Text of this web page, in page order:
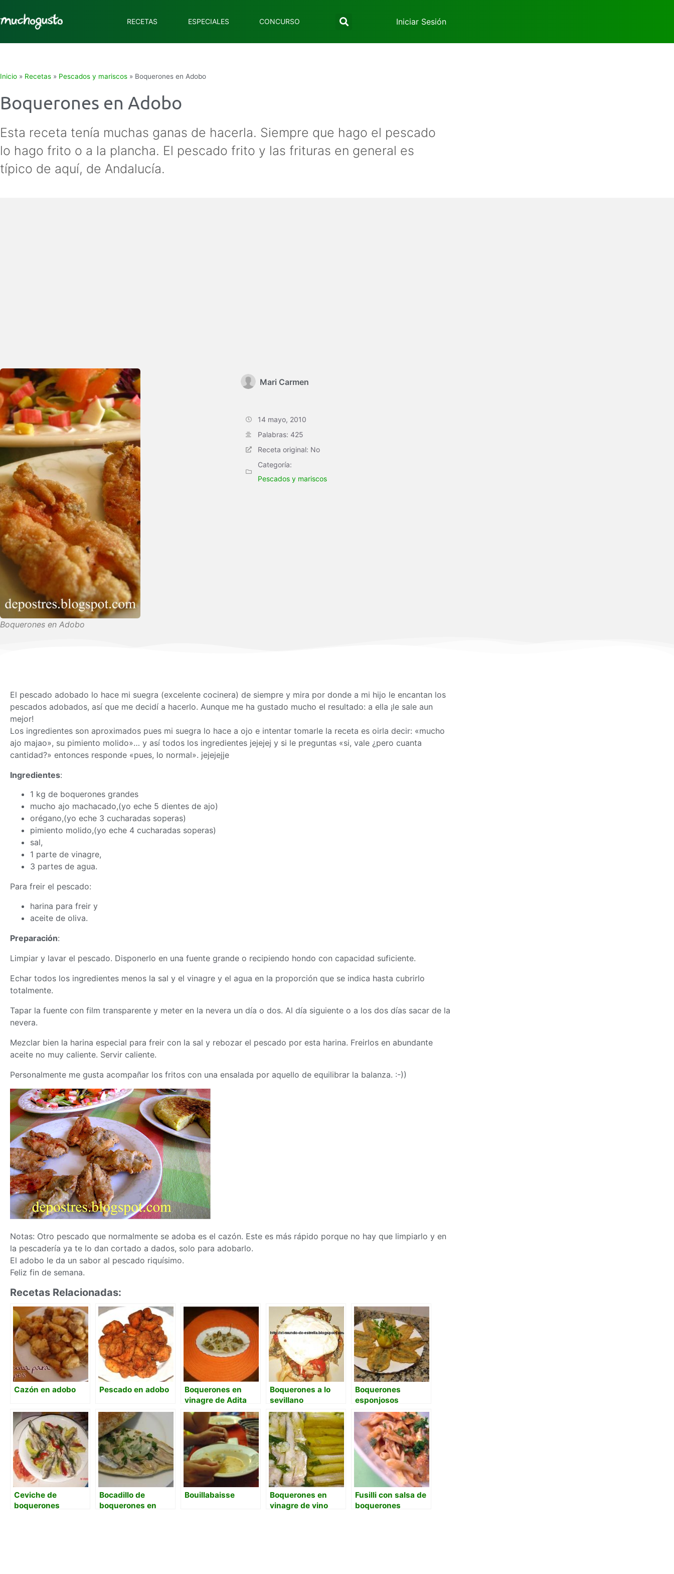
RECETAS ESPECIALES CONCURSO Iniciar Sesión
Inicio » Recetas » Pescados y mariscos » Boquerones en Adobo
Boquerones en Adobo
Esta receta tenía muchas ganas de hacerla. Siempre que hago el pescado
lo hago frito o a la plancha. El pescado frito y las frituras en general es
típico de aquí, de Andalucía.
Boquerones en Adobo
Mari Carmen
14 mayo, 2010
Palabras: 425
Receta original: No
Categoría:
Pescados y mariscos
El pescado adobado lo hace mi suegra (excelente cocinera) de siempre y mira por donde a mi hijo le encantan los
pescados adobados, así que me decidí a hacerlo. Aunque me ha gustado mucho el resultado: a ella ¡le sale aun
mejor!
Los ingredientes son aproximados pues mi suegra lo hace a ojo e intentar tomarle la receta es oirla decir: «mucho
ajo majao», su pimiento molido»… y así todos los ingredientes jejejej y si le preguntas «si, vale ¿pero cuanta
cantidad?» entonces responde «pues, lo normal». jejejejje
Ingredientes:
1 kg de boquerones grandes
mucho ajo machacado,(yo eche 5 dientes de ajo)
orégano,(yo eche 3 cucharadas soperas)
pimiento molido,(yo eche 4 cucharadas soperas)
sal,
1 parte de vinagre,
3 partes de agua.
Para freir el pescado:
harina para freir y
aceite de oliva.
Preparación:
Limpiar y lavar el pescado. Disponerlo en una fuente grande o recipiendo hondo con capacidad suficiente.
Echar todos los ingredientes menos la sal y el vinagre y el agua en la proporción que se indica hasta cubrirlo
totalmente.
Tapar la fuente con film transparente y meter en la nevera un día o dos. Al día siguiente o a los dos días sacar de la
nevera.
Mezclar bien la harina especial para freir con la sal y rebozar el pescado por esta harina. Freirlos en abundante
aceite no muy caliente. Servir caliente.
Personalmente me gusta acompañar los fritos con una ensalada por aquello de equilibrar la balanza. :-))
Notas: Otro pescado que normalmente se adoba es el cazón. Este es más rápido porque no hay que limpiarlo y en
la pescadería ya te lo dan cortado a dados, solo para adobarlo.
El adobo le da un sabor al pescado riquísimo.
Feliz fin de semana.
Recetas Relacionadas:
Cazón en adobo Pescado en adobo
Boquerones en
vinagre de Adita
Boquerones a lo
sevillano
Boquerones
esponjosos
Ceviche de
boquerones
Bocadillo de
boquerones en
Bouillabaisse
Boquerones en
vinagre de vino
Fusilli con salsa de
boquerones